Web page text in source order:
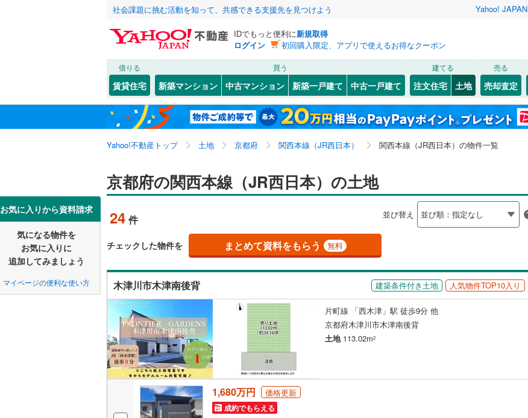
社会課題に挑む活動を知って、共感できる支援先を見つけよう Yahoo! JAPAN
IDでもっと便利に新規取得
ログイン
初回購入限定、アプリで使えるお得なクーポン
借りる
賃貸住宅
買う
新築マンション 中古マンション 新築一戸建て 中古一戸建て
建てる
注文住宅 土地
売る
売却査定
Yahoo!不動産トップ 土地 京都府 関西本線（JR西日本） 関西本線（JR西日本）の物件一覧
お気に入りから資料請求
気になる物件を
お気に入りに
追加してみましょう
マイページの便利な使い方
京都府の関西本線（JR西日本）の土地
24 件 並び替え
チェックした物件を まとめて資料をもらう 無料
木津川市木津南後背 建築条件付き土地 人気物件TOP10入り
片町線 「西木津」駅 徒歩9分 他
京都府木津川市木津南後背
土地113.02m2
1,680万円 価格更新
成約でもらえる
北海道 北海道
東北 青森 岩手 宮城 秋田 山形
関東 東京 神奈川 埼玉 千葉 茨城
信越・北陸 新潟 長野 富山
三重
近畿 大阪 兵庫
中国 鳥取 島根 岡山 広島 山口
四国 徳島 香川 愛媛 高知
九州・沖縄 長崎
該当物件0件
京都市 北区(88) 上京区(35)
中京区(13) 東山区(20)
南区(25 右京区(98)
山科区(37)
かの地域
舞鶴市
宮津市(2)
城陽市(12)
八幡市(10) 京田辺市(8)
南丹市(6) 木津川市(18)
久世郡久御山町
綴喜郡井手町
相楽郡笠置町
相楽郡南山城村(
与謝郡与謝野町(
該当物件0件
該当物件0件
JR 東海道本線（JR西日本）(113) 小浜線(0)
湖西線(34) 福知山線(8)
舞鶴線(1) 奈良線(128)
東海道新幹線(9)
地下鉄 京都市営地下鉄烏丸線(152 )
京福電気鉄道嵐山本線
叡山電鉄叡山本線(81) 嵯峨野観光鉄道(24)
京阪宇治線(55)
京阪石清水八幡宮参道ケーブル(7) 阪急京都本線(113)
京都丹後鉄道宮福線(8) 京都丹後鉄道宮舞線(1)
該当物件0件
(0) (1) (10) (7)
該当物件0件
こだわり条件 配置、向き、建ち方、日当たり
前道6m以上（10） 角地（4）
平坦地（10） 整形地（4）
更地渡し（1）
最寄りの駅が始発駅（1）
IT重説可（0）
オンライン対応とは？
該当物件0件
検索条件を保存しました
この検索条件の新着物件通知は、 マイページから設定できます。
保存した条件を見る
京都府、関西本線（JR西日本）、価格未定を含む、建
築条件付き土地を含む
検索条件を保存する
マイページ
お気に入りリストを見る
閉じる
お気に入りリストを見る
閉じる